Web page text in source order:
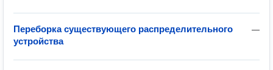
—
Переборка существующего распределительного
устройства